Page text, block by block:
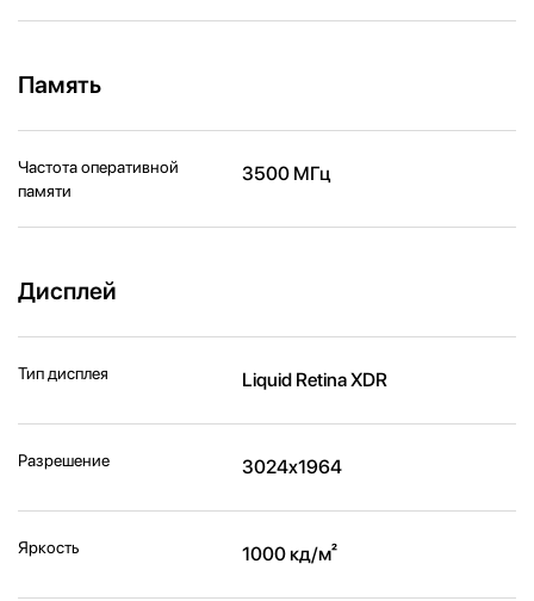
Память
Частота оперативной
памяти
3500 МГц
Дисплей
Тип дисплея Liquid Retina XDR
Разрешение 3024x1964
Яркость 1000 кд/м²